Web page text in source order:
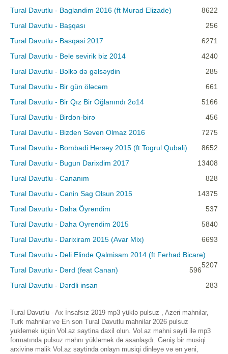
Tural Davutlu - Baglandim 2016 (ft Murad Elizade)
8622
Tural Davutlu - Başqası
256
Tural Davutlu - Basqasi 2017
6271
Tural Davutlu - Bele sevirik biz 2014
4240
Tural Davutlu - Bəlkə də gəlsəydin
285
Tural Davutlu - Bir gün öləcəm
661
Tural Davutlu - Bir Qız Bir Oğlanındı 2o14
5166
Tural Davutlu - Birdən-birə
456
Tural Davutlu - Bizden Seven Olmaz 2016
7275
Tural Davutlu - Bombadi Hersey 2015 (ft Togrul Qubali)
8652
Tural Davutlu - Bugun Darixdim 2017
13408
Tural Davutlu - Cananım
828
Tural Davutlu - Canin Sag Olsun 2015
14375
Tural Davutlu - Daha Öyrəndim
537
Tural Davutlu - Daha Oyrendim 2015
5840
Tural Davutlu - Darixiram 2015 (Avar Mix)
6693
Tural Davutlu - Deli Elinde Qalmisam 2014 (ft Ferhad Bicare)
5207
Tural Davutlu - Dərd (feat Canan)
596
Tural Davutlu - Dərdli insan
283
Tural Davutlu - Ax İnsafsız 2019 mp3 yüklə pulsuz , Azeri mahnilar,
Turk mahnilar ve En son Tural Davutlu mahnilar 2026 pulsuz
yuklemek üçün Vol.az saytina daxil olun. Vol.az mahni sayti ilə mp3
formatında pulsuz mahnı yükləmək də asanlaşdı. Geniş bir musiqi
arxivinə malik Vol.az saytinda onlayn musiqi dinləyə və ən yeni,